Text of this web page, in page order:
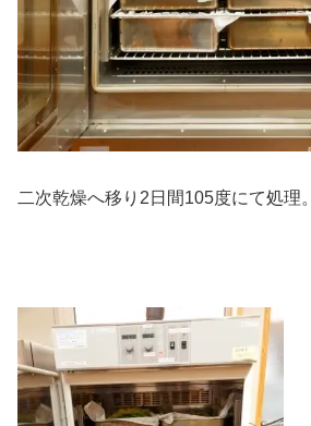
二次乾燥へ移り2日間105度にて処理。